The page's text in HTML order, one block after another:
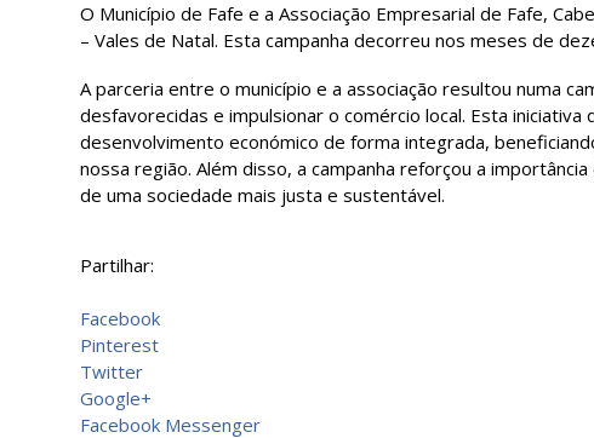
O Município de Fafe e a Associação Empresarial de Fafe,
– Vales de Natal. Esta campanha decorreu nos meses de
A parceria entre o município e a associação resultou numa
desfavorecidas e impulsionar o comércio local. Esta
desenvolvimento económico de forma integrada,
nossa região. Além disso, a campanha reforçou a
de uma sociedade mais justa e sustentável.
Partilhar:
Facebook
Pinterest
Twitter
Google+
Facebook Messenger